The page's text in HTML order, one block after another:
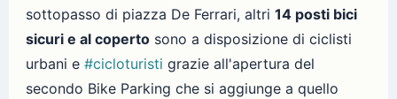
sottopasso di piazza De Ferrari, altri 14 posti bici
sicuri e al coperto sono a disposizione di ciclisti
urbani e #cicloturisti grazie all'apertura del
secondo Bike Parking che si aggiunge a quello